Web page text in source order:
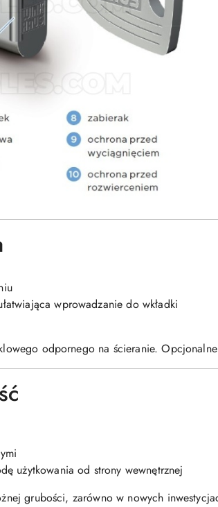
wprowadzanie do wkładki
odpornego na ścieranie.
użytkowania od strony wewnętrznej
grubości, zarówno w nowych